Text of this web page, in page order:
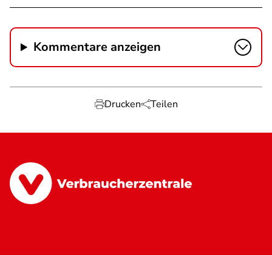
Kommentare anzeigen
Drucken Teilen